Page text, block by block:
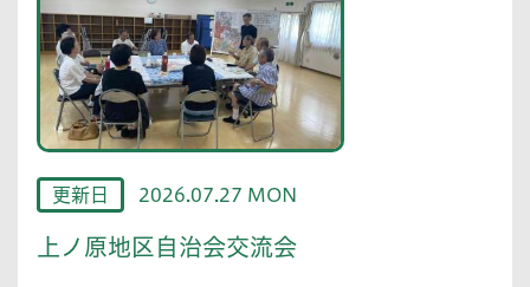
更新日 2026.07.27 MON
上ノ原地区自治会交流会